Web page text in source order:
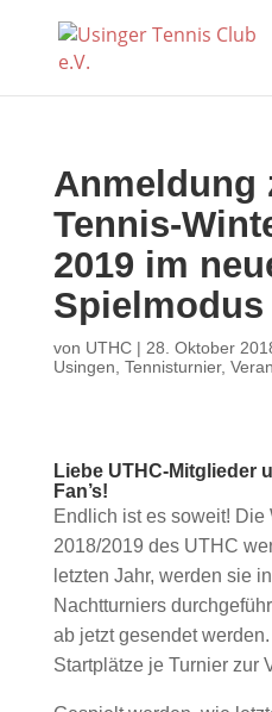
Anmeldung
Tennis-
2019 im
Spielmodus
von UTHC| 28. Oktober
Usingen Tennisturnier,
Liebe UTHC-Mitglieder
Fan’s!
Endlich ist es soweit! Die
2018/2019 des UTHC
letzten Jahr, werden sie
Nachtturniers
ab jetzt gesendet
Startplätze je Turnier zur